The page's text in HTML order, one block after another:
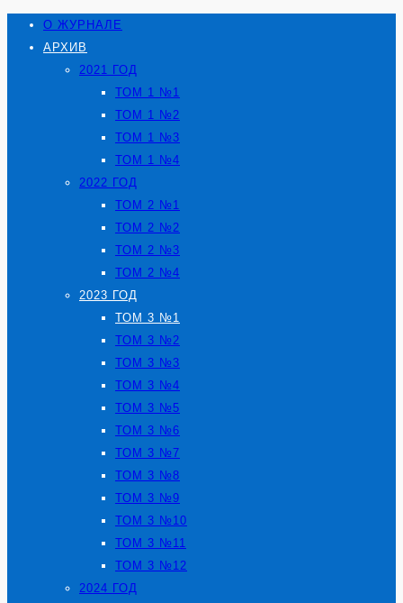
О ЖУРНАЛЕ
АРХИВ
2021 ГОД
ТОМ 1 №1
ТОМ 1 №2
ТОМ 1 №3
ТОМ 1 №4
2022 ГОД
ТОМ 2 №1
ТОМ 2 №2
ТОМ 2 №3
ТОМ 2 №4
2023 ГОД
ТОМ 3 №1
ТОМ 3 №2
ТОМ 3 №3
ТОМ 3 №4
ТОМ 3 №5
ТОМ 3 №6
ТОМ 3 №7
ТОМ 3 №8
ТОМ 3 №9
ТОМ 3 №10
ТОМ 3 №11
ТОМ 3 №12
2024 ГОД